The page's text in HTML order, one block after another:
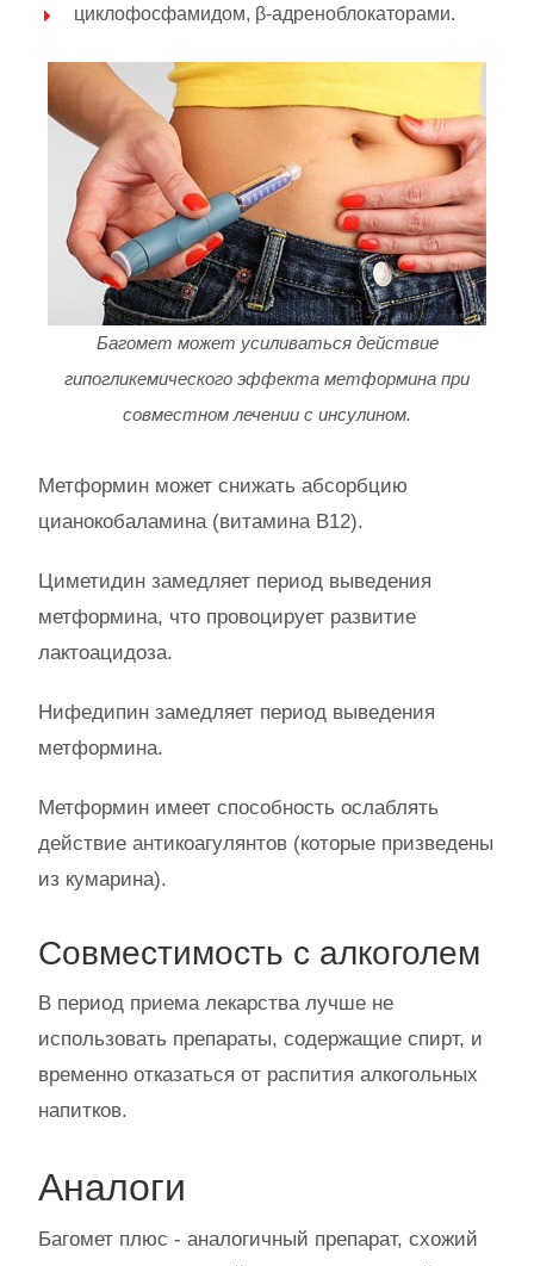
циклофосфамидом, β-адреноблокаторами.
Багомет может усиливаться действие
гипогликемического эффекта метформина при
совместном лечении с инсулином.
Метформин может снижать абсорбцию
цианокобаламина (витамина В12).
Циметидин замедляет период выведения
метформина, что провоцирует развитие
лактоацидоза.
Нифедипин замедляет период выведения
метформина.
Метформин имеет способность ослаблять
действие антикоагулянтов (которые призведены
из кумарина).
Совместимость с алкоголем
В период приема лекарства лучше не
использовать препараты, содержащие спирт, и
временно отказаться от распития алкогольных
напитков.
Аналоги
Багомет плюс - аналогичный препарат, схожий